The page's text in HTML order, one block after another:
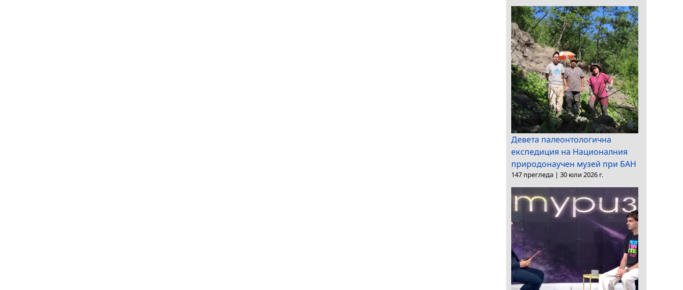
Девета палеонтологична
експедиция на Националния
природонаучен музей при БАН
147 прегледа | 30 юли 2026 г.